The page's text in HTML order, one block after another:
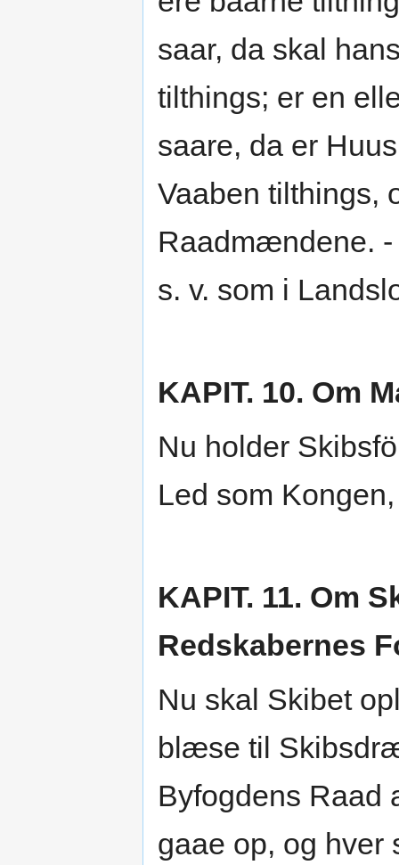
saar, da skal
tilthings; er en
saare, da er
Vaaben tilthings,
Raadmændene.
s. v. som i
KAPIT. 10. Om
Nu holder
Led som
KAPIT. 11. Om
Redskabernes
Nu skal Skibet
blæse til
Byfogdens Raad
gaae op, og hver